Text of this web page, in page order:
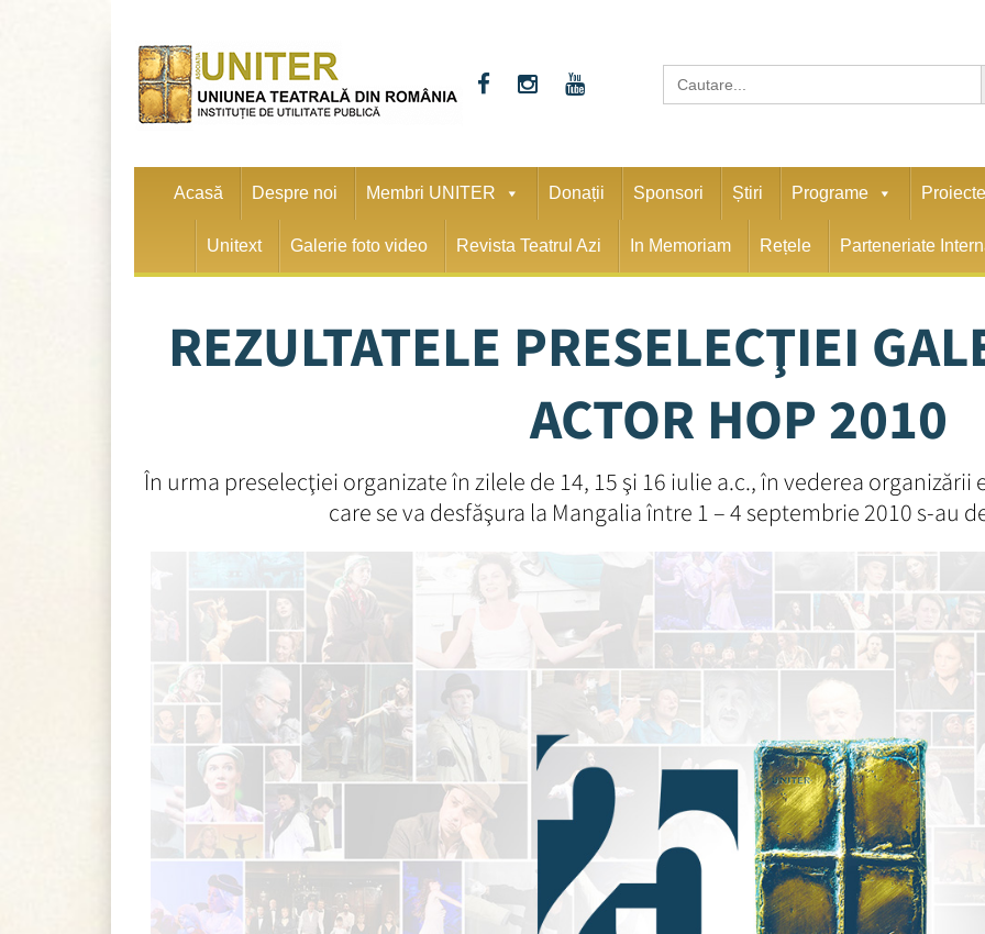
Search
for:
Acasă Despre noi Membri UNITER Donații Sponsori Știri Programe
Unitext Galerie foto video Revista Teatrul Azi In Memoriam Rețele Parteneriate
REZULTATELE PRESELECŢIEI
ACTOR HOP 2010
În urma preselecţiei organizate în zilele de 14, 15 şi 16 iulie a.c., în vederea organizării
care se va desfăşura la Mangalia între 1 – 4 septembrie 2010 s-au